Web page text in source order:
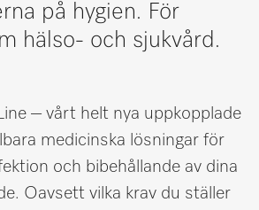
på hygien. För
hälso- och sjukvård.
– vårt helt nya uppkopplade
medicinska lösningar för
och bibehållande av dina
Oavsett vilka krav du ställer